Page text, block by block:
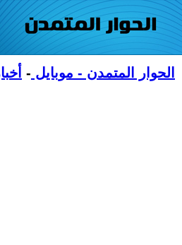
الحوار المتمدن - موبايل -